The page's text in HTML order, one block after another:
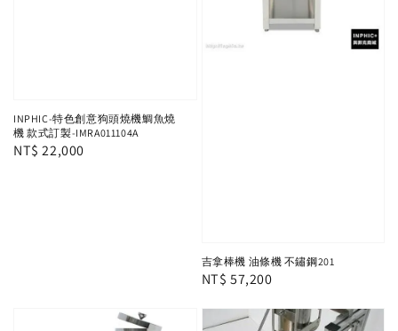
INPHIC-特色創意狗頭燒機鯛魚燒
機 款式訂製-IMRA011104A
Regular
NT$ 22,000
吉拿棒機 油條機 不鏽鋼201
Regular
NT$ 57,200